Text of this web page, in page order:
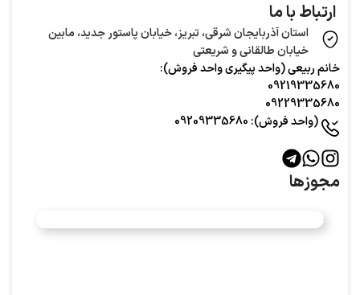
ارتباط با ما
استان آذربایجان شرقی، تبریز، خیابان پاستور جدید، مابین
خیابان طالقانی و شریعتی
خانم ربیعی (واحد‌ پیگیری واحد فروش):
09219335680
09229335680
(واحد فروش): 09209335680
مجوزها